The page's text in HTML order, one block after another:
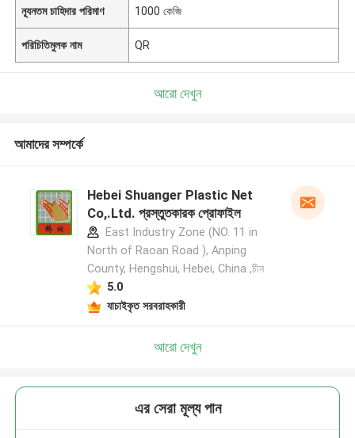
ন্যূনতম চাহিদার পরিমাণ 1000 কেজি
পরিচিতিমুলক নাম QR
আরো দেখুন
আমাদের সম্পর্কে
Hebei Shuanger Plastic Net
Co,.Ltd. প্রস্তুতকারক প্রোফাইল
East Industry Zone (NO. 11 in
North of Raoan Road ), Anping
County, Hengshui, Hebei, China ,চীন
5.0
যাচাইকৃত সরবরাহকারী
আরো দেখুন
এর সেরা মূল্য পান